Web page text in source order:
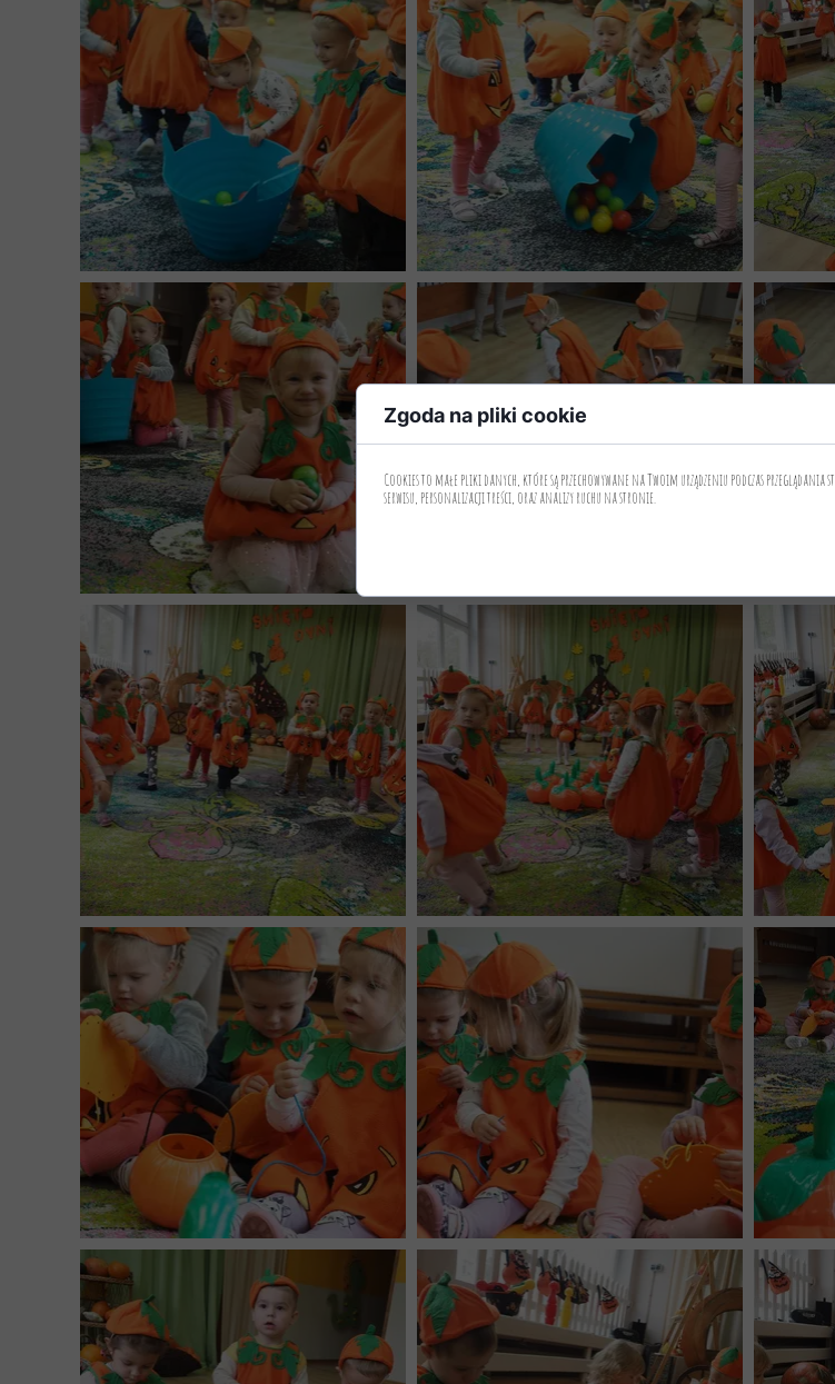
Zgoda na pliki cookie
Cookies to małe pliki danych, które są przechowywane na Twoim urządzeniu podczas
serwisu, personalizacji treści, oraz analizy ruchu na stronie.